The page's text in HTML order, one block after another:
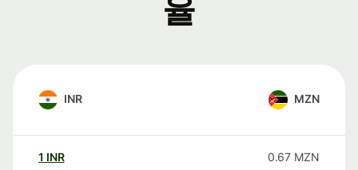
율
INR MZN
1 INR 0.67 MZN